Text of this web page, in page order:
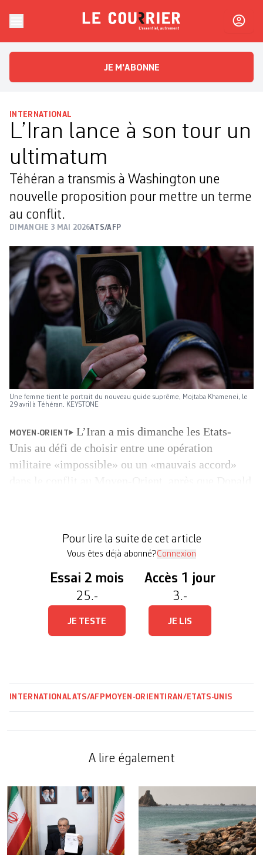
Le CourrierL'essentiel, autrement
JE M'ABONNE
INTERNATIONAL
L’Iran lance à son tour un
ultimatum
Téhéran a transmis à Washington une
nouvelle proposition pour mettre un terme
au conflit.
DIMANCHE 3 MAI 2026ATS/AFP
Une femme tient le portrait du nouveau guide suprême, Mojtaba Khamenei, le
29 avril à Téhéran. KEYSTONE
MOYEN-ORIENT
L’Iran a mis dimanche les Etats-
Unis au défi de choisir entre une opération
militaire «impossible» ou un «mauvais accord»
toujours dans l’impasse depuis l’entrée […]
Pour lire la suite de cet article
Vous êtes déjà abonné?Connexion
Essai 2 mois
25.-
JE TESTE
Accès 1 jour
3.-
JE LIS
INTERNATIONALATS/AFP MOYEN-ORIENT IRAN/ETATS-UNIS
A lire également